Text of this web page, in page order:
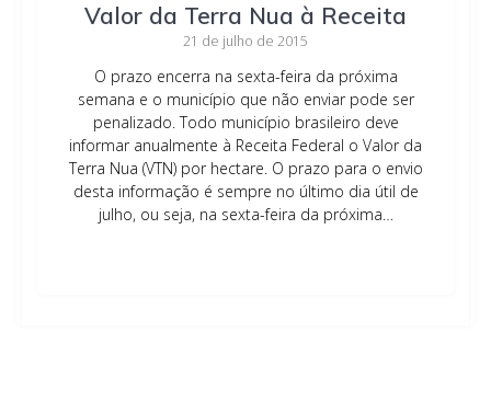
Valor da Terra Nua à Receita
21 de julho de 2015
O prazo encerra na sexta-feira da próxima
semana e o município que não enviar pode ser
penalizado. Todo município brasileiro deve
informar anualmente à Receita Federal o Valor da
Terra Nua (VTN) por hectare. O prazo para o envio
desta informação é sempre no último dia útil de
julho, ou seja, na sexta-feira da próxima…